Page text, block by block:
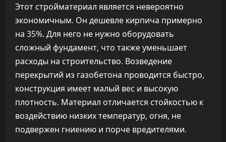
Этот стройматериал является невероятно
экономичным. Он дешевле кирпича примерно
на 35%. Для него не нужно оборудовать
сложный фундамент, что также уменьшает
расходы на строительство. Возведение
перекрытий из газобетона проводится быстро,
конструкция имеет малый вес и высокую
плотность. Материал отличается стойкостью к
воздействию низких температур, огня, не
подвержен гниению и порче вредителями.